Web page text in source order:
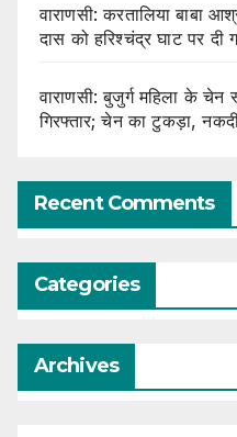
वाराणसी: करतालिया बाबा
दास को हरिश्चंद्र घाट पर दी
वाराणसी: बुजुर्ग महिला के
गिरफ्तार; चेन का टुकड़ा,
Recent Comments
Categories
Archives